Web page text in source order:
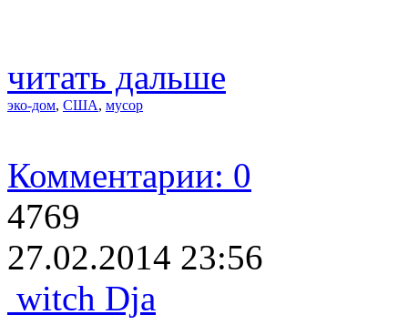
читать дальше
эко-дом, США, мусор
Комментарии: 0
4769
27.02.2014 23:56
witch Dja